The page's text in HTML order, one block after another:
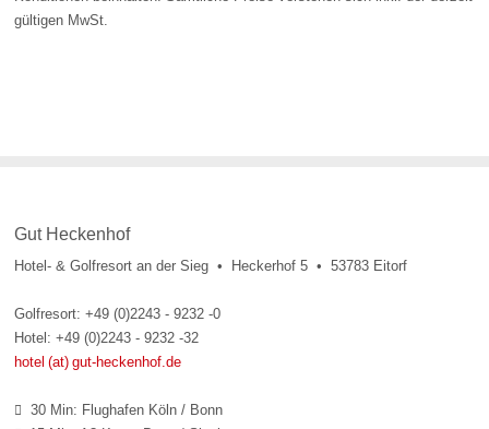
gültigen MwSt.
Gut Heckenhof
Hotel- & Golfresort an der Sieg • Heckerhof 5 • 53783 Eitorf
Golfresort: +49 (0)2243 - 9232 -0
Hotel: +49 (0)2243 - 9232 -32
hotel (at) gut-heckenhof.de
 30 Min: Flughafen Köln / Bonn